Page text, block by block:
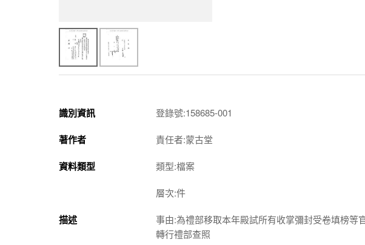
識別資訊 登錄號:158685-001
著作者 責任者:蒙古堂
資料類型 類型:檔案
層次:件
描述
事由:為禮部移取本年殿試所有收掌彌封受卷填榜
轉行禮部查照